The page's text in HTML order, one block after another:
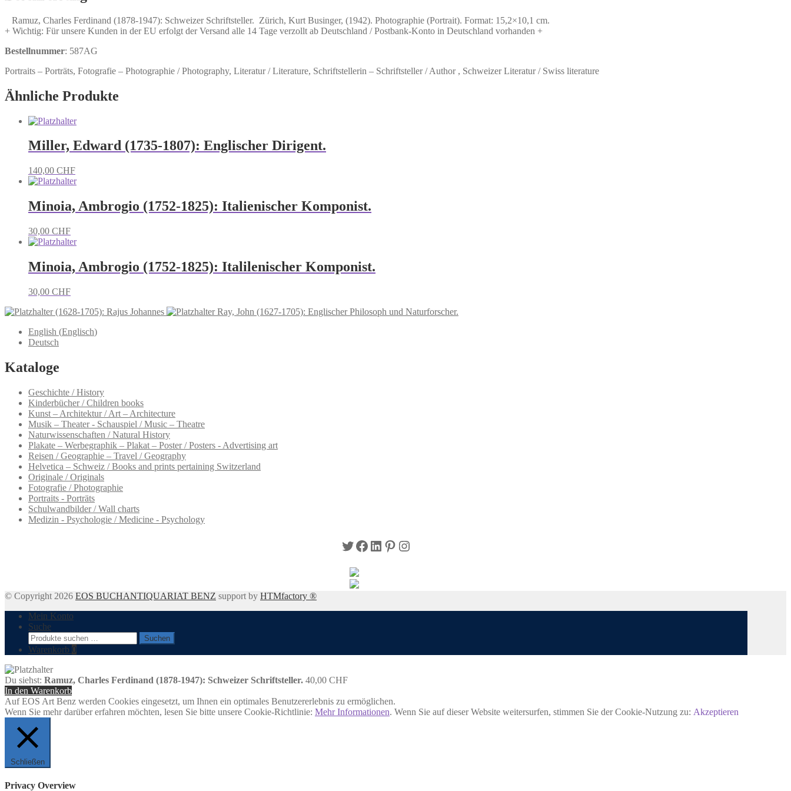
Ramuz, Charles Ferdinand (1878-1947): Schweizer Schriftsteller. Zürich, Kurt Businger, (1942). Photographie (Portrait). Format: 15,2×10,1 cm.
+ Wichtig: Für unsere Kunden in der EU erfolgt der Versand alle 14 Tage verzollt ab Deutschland / Postbank-Konto in Deutschland vorhanden +
Bestellnummer: 587AG
Portraits – Porträts, Fotografie – Photographie / Photography, Literatur / Literature, Schriftstellerin – Schriftsteller / Author , Schweizer Literatur / Swiss literature
Ähnliche Produkte
Miller, Edward (1735-1807): Englischer Dirigent.
140,00 CHF
Minoia, Ambrogio (1752-1825): Italienischer Komponist.
30,00 CHF
Minoia, Ambrogio (1752-1825): Italilenischer Komponist.
30,00 CHF
(1628-1705): Rajus Johannes
Ray, John (1627-1705): Englischer Philosoph und Naturforscher.
English (Englisch)
Deutsch
Kataloge
Geschichte / History
Kinderbücher / Children books
Kunst – Architektur / Art – Architecture
Musik – Theater - Schauspiel / Music – Theatre
Naturwissenschaften / Natural History
Plakate – Werbegraphik – Plakat – Poster / Posters - Advertising art
Reisen / Geographie – Travel / Geography
Helvetica – Schweiz / Books and prints pertaining Switzerland
Originale / Originals
Fotografie / Photographie
Portraits - Porträts
Schulwandbilder / Wall charts
Medizin - Psychologie / Medicine - Psychology
Twitter
Facebook
LinkedIn
Pinterest
Instagram
© Copyright 2026 EOS BUCHANTIQUARIAT BENZ support by HTMfactory ®
Mein Konto
Suche
Suchen
nach:
Suchen
Warenkorb 0
Du siehst: Ramuz, Charles Ferdinand (1878-1947): Schweizer Schriftsteller. 40,00 CHF
In den Warenkorb
Auf EOS Art Benz werden Cookies eingesetzt, um Ihnen ein optimales Benutzererlebnis zu ermöglichen.
Wenn Sie mehr darüber erfahren möchten, lesen Sie bitte unsere Cookie-Richtlinie: Mehr Informationen. Wenn Sie auf dieser Website weitersurfen, stimmen Sie der Cookie-Nutzung zu: Akzeptieren
Schließen
Privacy Overview